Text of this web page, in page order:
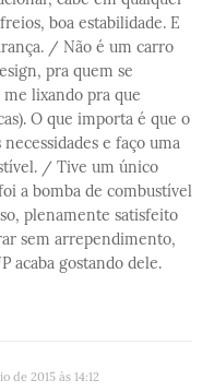
boa estabilidade. E
/ Não é um carro
pra quem se
me lixando pra que
O que importa é que o
e faço uma
/ Tive um único
a bomba de combustível
plenamente satisfeito
sem arrependimento,
acaba gostando dele.
de 2015 às 14:12